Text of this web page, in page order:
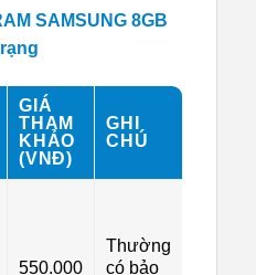
SAMSUNG 8GB
GIÁ
THAM
KHẢO
(VNĐ)
GHI
CHÚ
550.000
Thường
có bảo